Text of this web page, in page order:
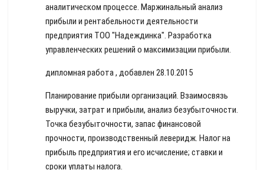
аналитическом процессе. Маржинальный анализ
прибыли и рентабельности деятельности
предприятия ТОО "Надеждинка". Разработка
управленческих решений о максимизации прибыли.
дипломная работа , добавлен 28.10.2015
Планирование прибыли организаций. Взаимосвязь
выручки, затрат и прибыли, анализ безубыточности.
Точка безубыточности, запас финансовой
прочности, производственный леверидж. Налог на
прибыль предприятия и его исчисление; ставки и
сроки уплаты налога.